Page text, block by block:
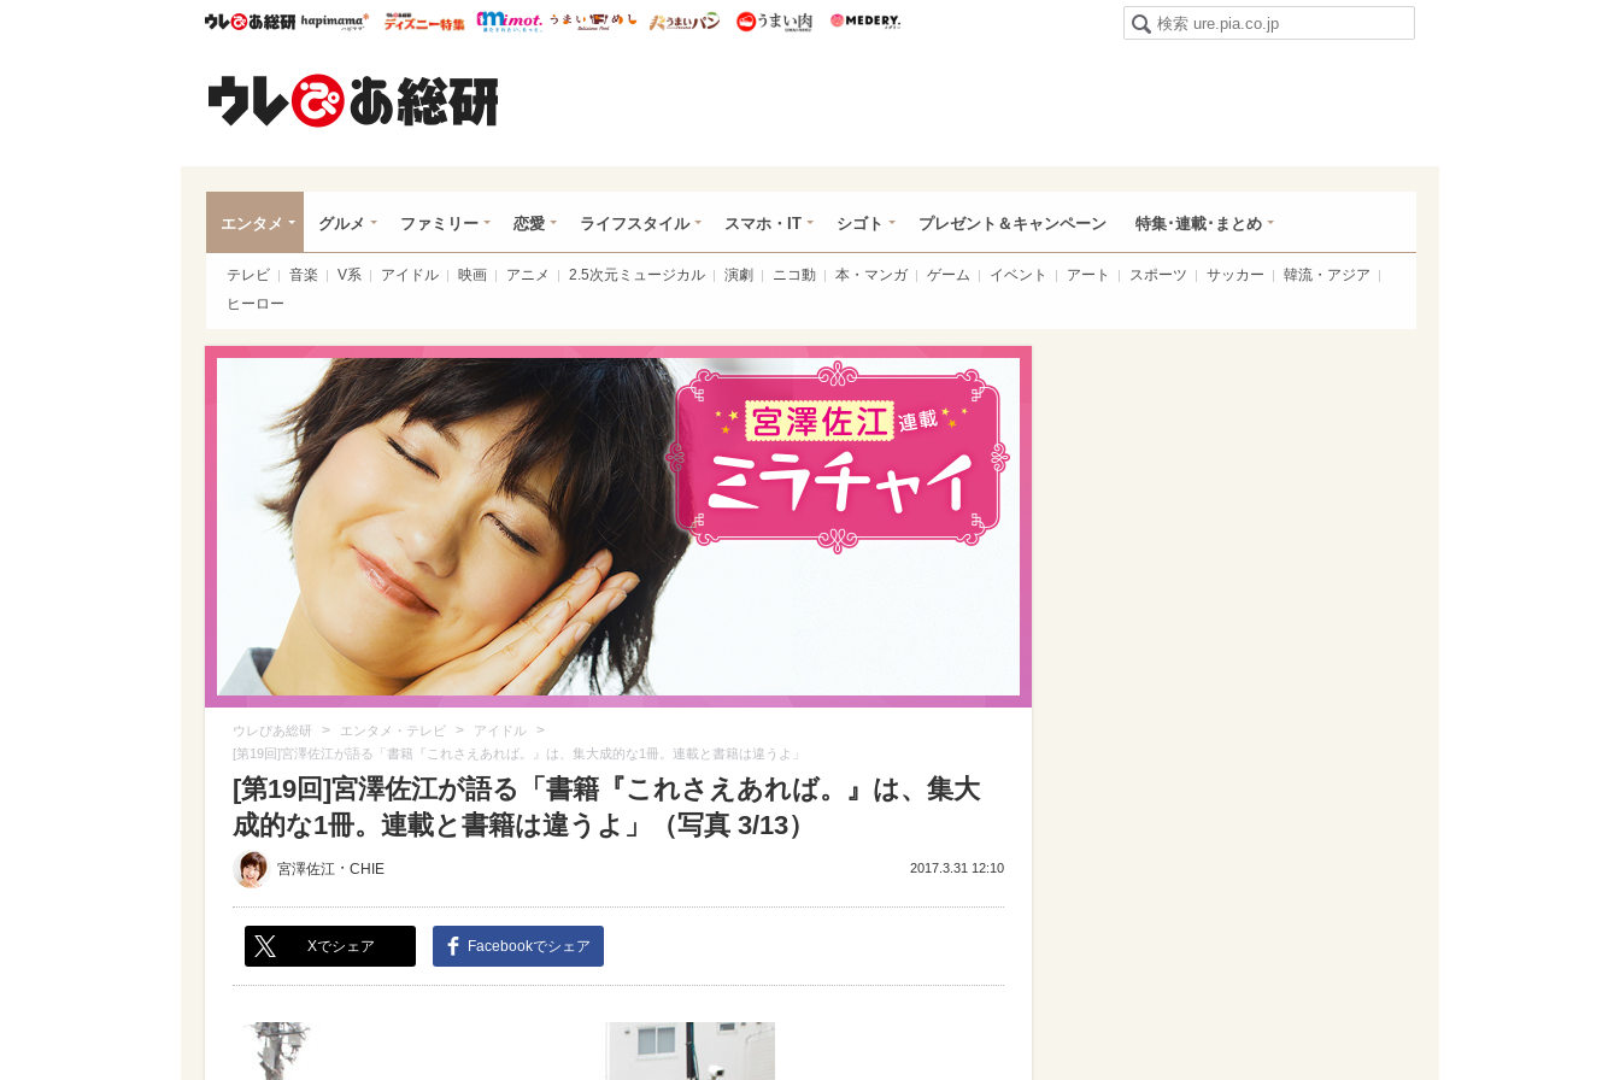
ウレぴあ総研ハピママ* ウレぴあ総研 ディズニー特集
mimot. うまいめし うまいパン うまい肉
エンタメ グルメ ファミリー 恋愛 ライフスタイル スマホ・IT シゴト プレゼント＆キャンペーン 特集･連載･まとめ
テレビ 音楽 V系 アイドル 映画 アニメ 2.5次元ミュージカル 演劇 ニコ動 本・マンガ ゲーム イベント アート スポーツ サッカー
韓流・アジア
ヒーロー
ウレぴあ総研 > エンタメ・テレビ > アイドル >
[第19回]宮澤佐江が語る「書籍『これさえあれば。』は、集大成的な1冊。連載と書籍は違うよ」
[第19回]宮澤佐江が語る「書籍『これさえあれば。』は、集大
成的な1冊。連載と書籍は違うよ」（写真 3/13）
宮澤佐江 ・ CHIE 2017.3.31 12:10
Xでシェア Facebookでシェア